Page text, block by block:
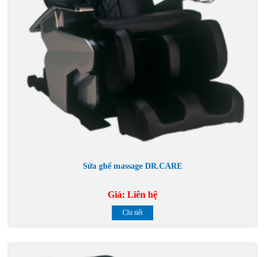
Sửa ghế massage DR.CARE
Giá: Liên hệ
Chi tiết